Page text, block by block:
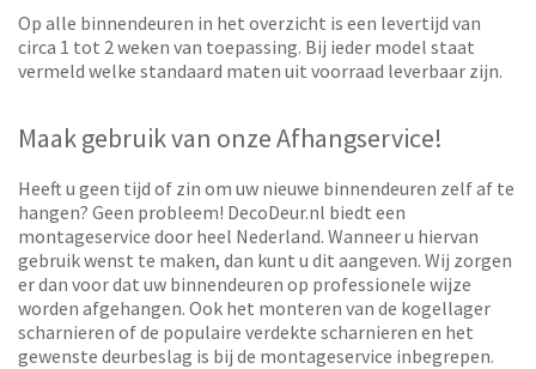
Op alle binnendeuren in het overzicht is een levertijd van
circa 1 tot 2 weken van toepassing. Bij ieder model staat
vermeld welke standaard maten uit voorraad leverbaar zijn.
Maak gebruik van onze Afhangservice!
Heeft u geen tijd of zin om uw nieuwe binnendeuren zelf af te
hangen? Geen probleem! DecoDeur.nl biedt een
montageservice door heel Nederland. Wanneer u hiervan
gebruik wenst te maken, dan kunt u dit aangeven. Wij zorgen
er dan voor dat uw binnendeuren op professionele wijze
worden afgehangen. Ook het monteren van de kogellager
scharnieren of de populaire verdekte scharnieren en het
gewenste deurbeslag is bij de montageservice inbegrepen.